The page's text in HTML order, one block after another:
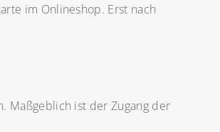
im Onlineshop. Erst nach
Maßgeblich ist der Zugang der